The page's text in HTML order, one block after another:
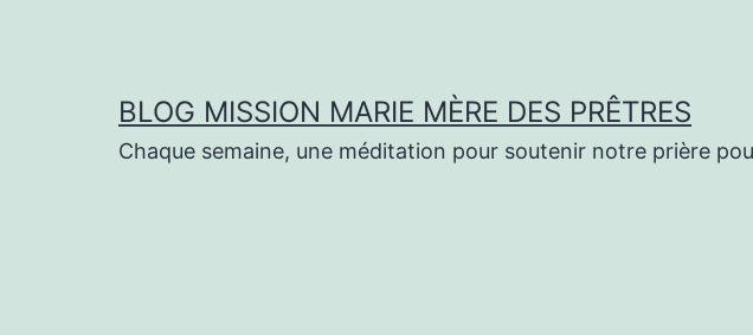
BLOG MISSION MARIE MÈRE DES PRÊTRES
Chaque semaine, une méditation pour soutenir notre prière